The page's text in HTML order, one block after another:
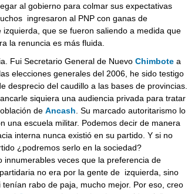
al gobierno para colmar sus expectativas
ingresaron al PNP con ganas de
que se fueron saliendo a medida que
la renuncia es más fluida.
Fui Secretario General de Nuevo Chimbote a
elecciones generales del 2006, he sido testigo
desprecio del caudillo a las bases de provincias.
siquiera una audiencia privada para tratar
de Ancash . Su marcado autoritarismo lo
una escuela militar. Podemos decir de manera
interna nunca existió en su partido. Y si no
¿podremos serlo en la sociedad?
innumerables veces que la preferencia de
no era por la gente de izquierda, sino
rabo de paja, mucho mejor. Por eso, creo